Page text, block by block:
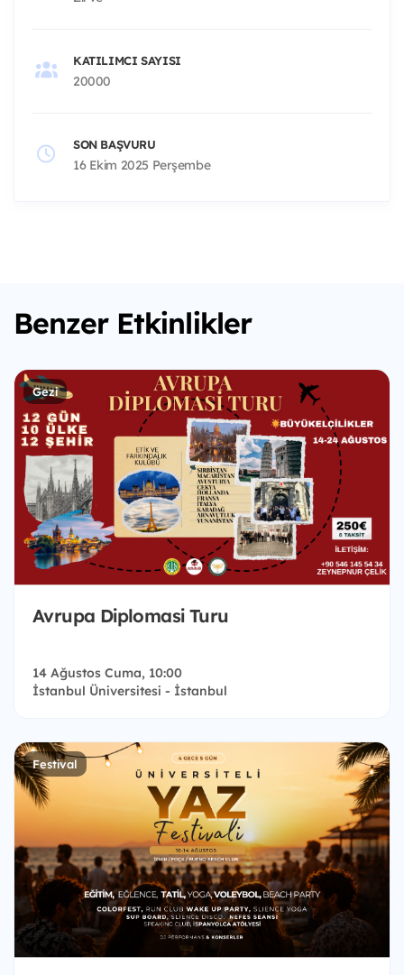
KATILIMCI SAYISI
20000
SON BAŞVURU
16 Ekim 2025 Perşembe
Benzer Etkinlikler
Gezi
Avrupa Diplomasi Turu
14 Ağustos Cuma, 10:00
İstanbul Üniversitesi - İstanbul
Festival